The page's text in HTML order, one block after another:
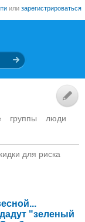
или зарегистрироваться
группы
люди
для риска
"зеленый